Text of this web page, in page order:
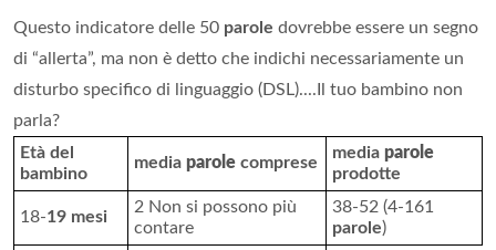
Questo indicatore delle 50 parole dovrebbe essere un segno
di “allerta”, ma non è detto che indichi necessariamente un
disturbo specifico di linguaggio (DSL)....Il tuo bambino non
parla?
Età del
bambino
media parole comprese
media parole
prodotte
18-19 mesi
2 Non si possono più
contare
38-52 (4-161
parole)